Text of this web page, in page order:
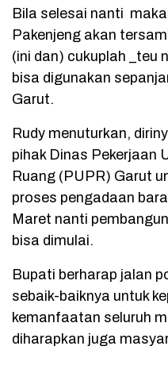
Bila selesai nanti
Pakenjeng akan
(ini dan) cukuplah _teu
bisa digunakan
Garut.
Rudy menuturkan,
pihak Dinas Pekerjaan
Ruang (PUPR) Garut
proses pengadaan
Maret nanti
bisa dimulai.
Bupati berharap jalan
sebaik-baiknya untuk
kemanfaatan seluruh
diharapkan juga